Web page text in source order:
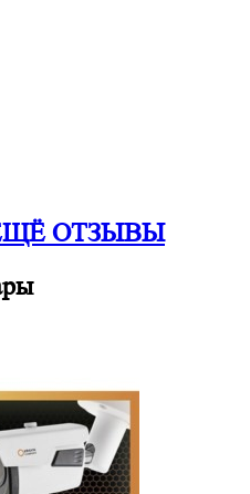
ОТЗЫВЫ